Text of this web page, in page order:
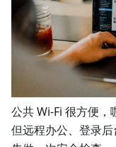
公共 Wi-Fi 很方便，
但远程办公、登录